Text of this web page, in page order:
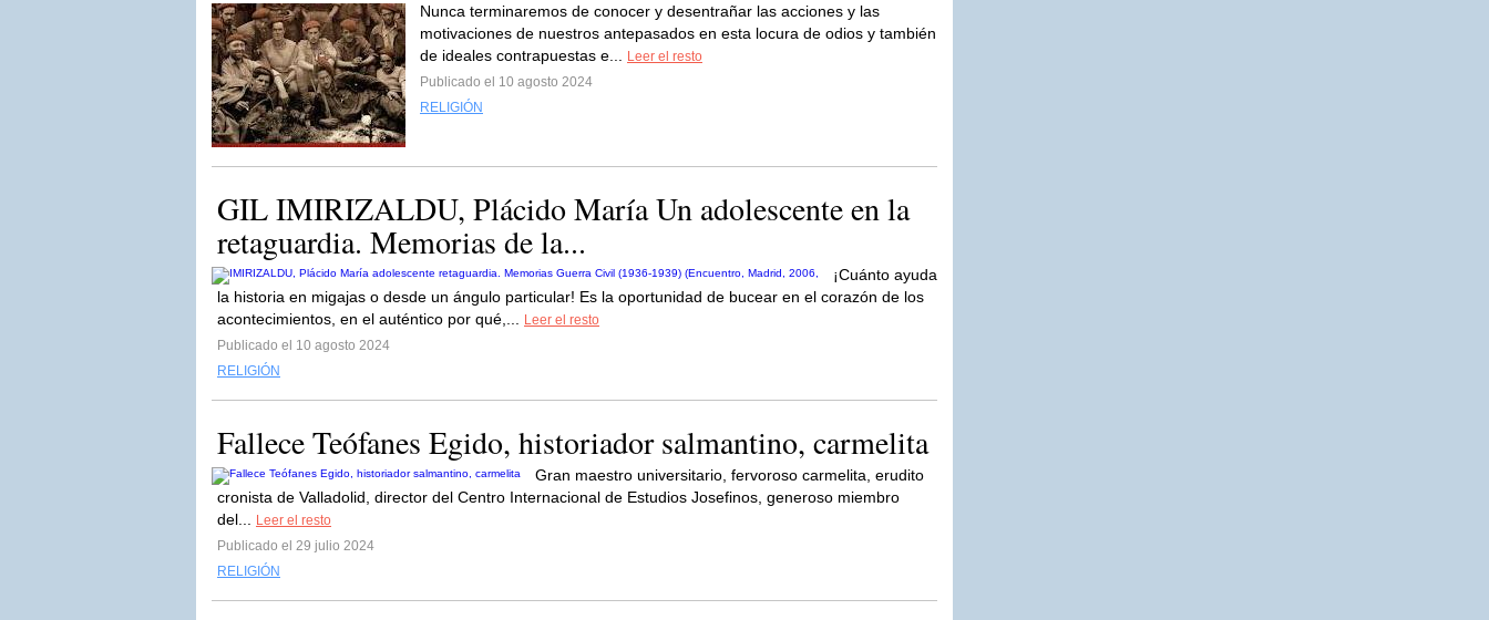
Nunca terminaremos de conocer y desentrañar las acciones y las
motivaciones de nuestros antepasados en esta locura de odios y también
de ideales contrapuestas e...
Leer el resto
Publicado el 10 agosto 2024
RELIGIÓN
GIL IMIRIZALDU, Plácido María Un adolescente en la
retaguardia. Memorias de la...
¡Cuánto ayuda
la historia en migajas o desde un ángulo particular! Es la oportunidad de bucear en el corazón de los
acontecimientos, en el auténtico por qué,...
Leer el resto
Publicado el 10 agosto 2024
RELIGIÓN
Fallece Teófanes Egido, historiador salmantino, carmelita
Gran maestro universitario, fervoroso carmelita, erudito
cronista de Valladolid, director del Centro Internacional de Estudios Josefinos, generoso miembro
del...
Leer el resto
Publicado el 29 julio 2024
RELIGIÓN